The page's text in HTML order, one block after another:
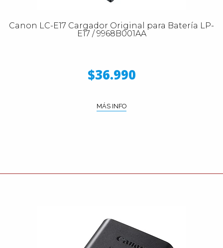
Canon LC-E17 Cargador Original para Batería LP-
E17 / 9968B001AA
$36.990
MÁS INFO